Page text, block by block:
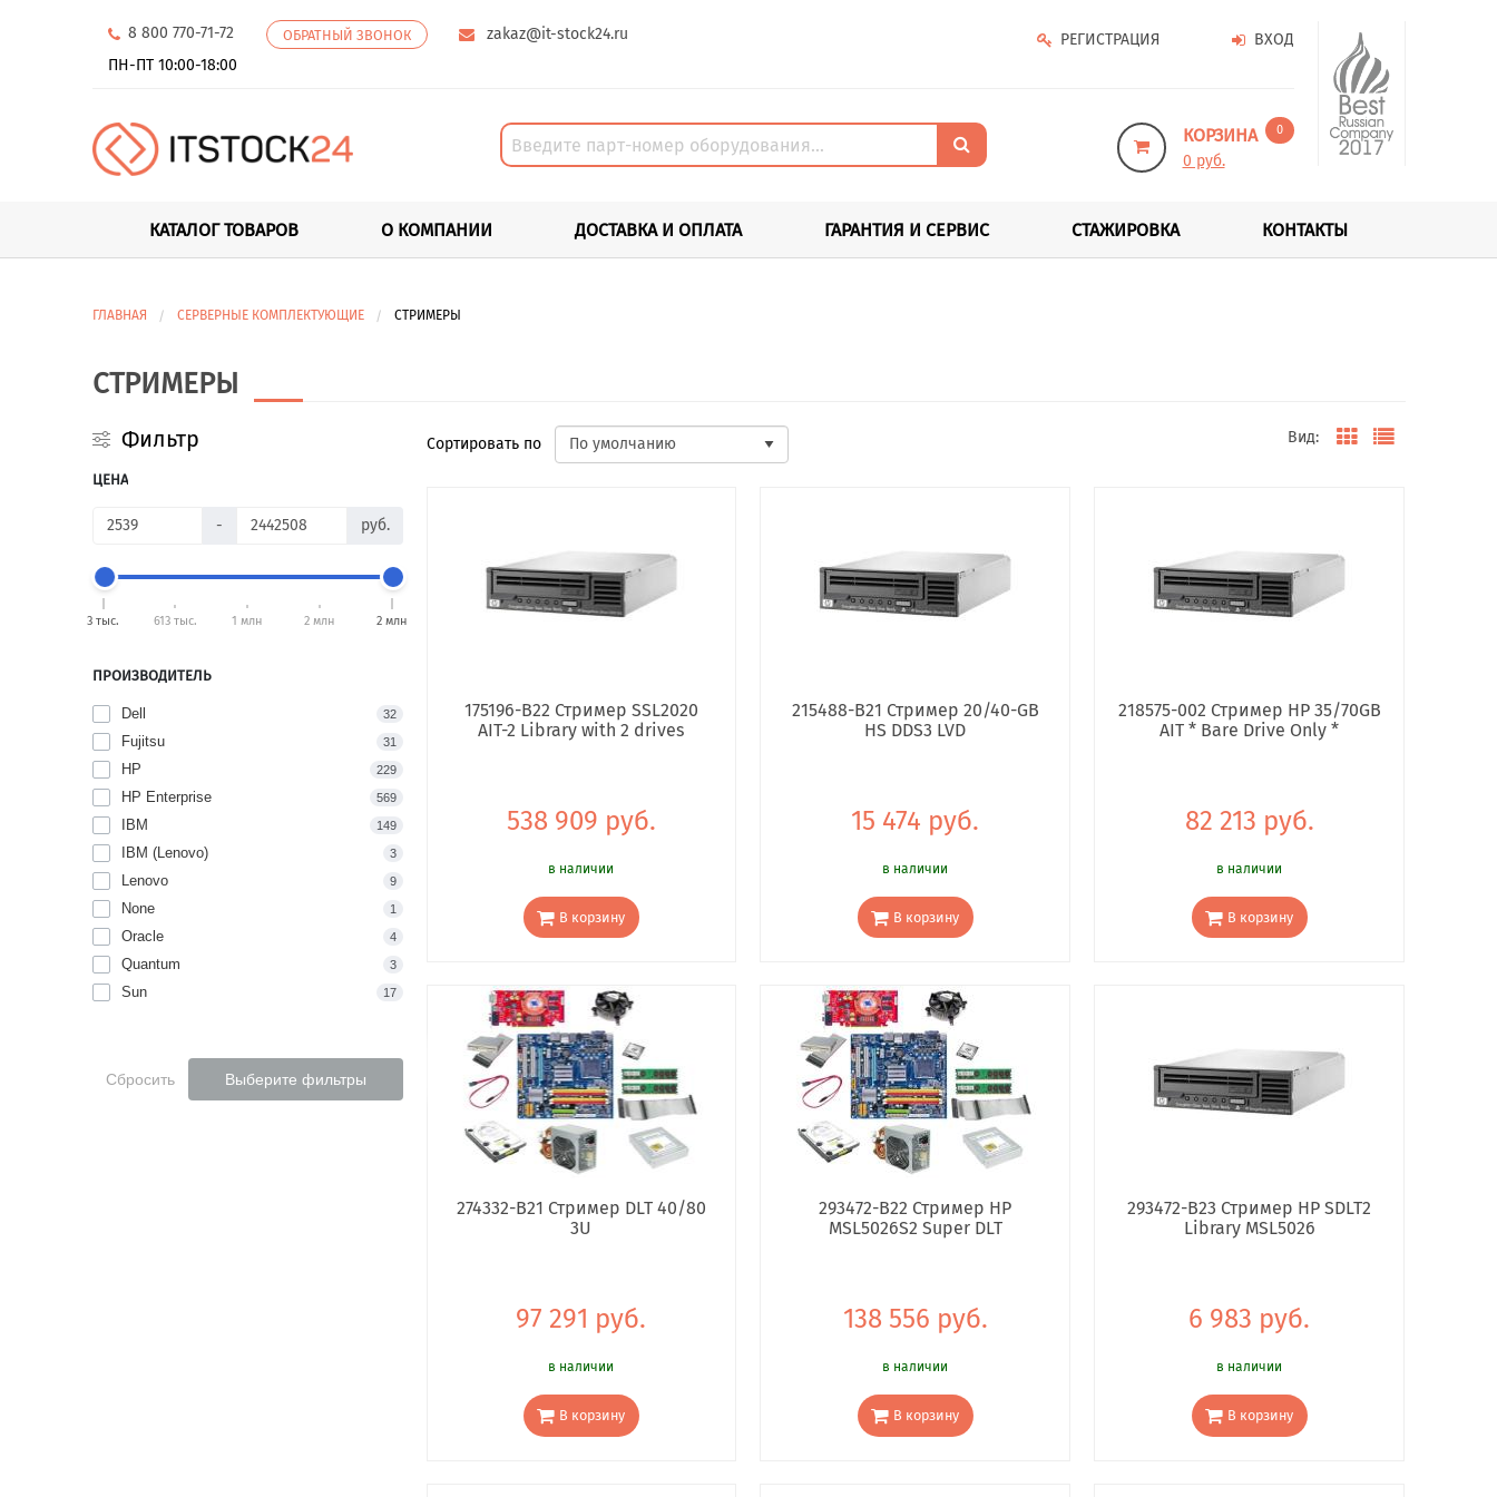
8 800 770-71-72 ОБРАТНЫЙ ЗВОНОК
zakaz@it-stock24.ru
ПН-ПТ 10:00-18:00
ВХОД
РЕГИСТРАЦИЯ
КОРЗИНА 0
0 руб.
КАТАЛОГ ТОВАРОВ О КОМПАНИИ ДОСТАВКА И ОПЛАТА ГАРАНТИЯ И СЕРВИС СТАЖИРОВКА КОНТАКТЫ
ГЛАВНАЯ СЕРВЕРНЫЕ КОМПЛЕКТУЮЩИЕ СТРИМЕРЫ
СТРИМЕРЫ
Фильтр
ЦЕНА
- руб.
3 тыс. 613 тыс. 1 млн 2 млн 2 млн
ПРОИЗВОДИТЕЛЬ
Dell 32
Fujitsu 31
HP 229
HP Enterprise 569
IBM 149
IBM (Lenovo) 3
Lenovo 9
None 1
Oracle 4
Quantum 3
Sun 17
Сбросить Выберите фильтры
Сортировать по Вид:
175196-B22 Стример SSL2020
AIT-2 Library with 2 drives
538 909 руб.
в наличии
В корзину
215488-B21 Стример 20/40-GB
HS DDS3 LVD
15 474 руб.
в наличии
В корзину
218575-002 Стример HP 35/70GB
AIT * Bare Drive Only *
82 213 руб.
в наличии
В корзину
274332-B21 Стример DLT 40/80
3U
97 291 руб.
в наличии
В корзину
293472-B22 Стример HP
MSL5026S2 Super DLT
138 556 руб.
в наличии
В корзину
293472-B23 Стример HP SDLT2
Library MSL5026
6 983 руб.
в наличии
В корзину